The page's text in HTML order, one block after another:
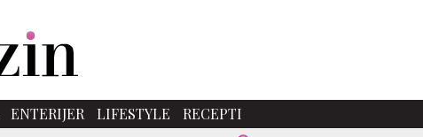
ENTERIJER LIFESTYLE
RECEPTI